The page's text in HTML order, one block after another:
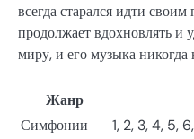
всегда старался идти
продолжает вдохновлять и
миру, и его музыка никогда
Жанр
Симфонии
1, 2, 3, 4, 5,